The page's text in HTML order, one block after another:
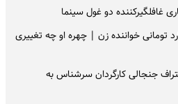
غافلگیرکننده دو غول سینما
جراحی ۴۰ میلیارد تومانی خواننده زن | چهره او چه تغییری
جنجالی کارگردان سرشناس به